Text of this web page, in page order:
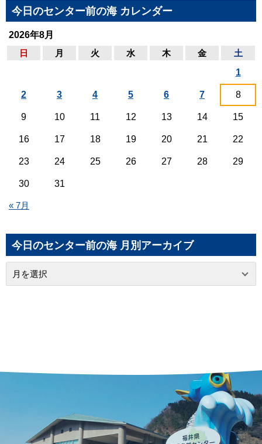
今日のセンター前の海 カレンダー
2026年8月
日
月 火 水 木 金 土
« 7月
1
2 3 4 5 6 7 8
9 10 11 12 13 14 15
16 17 18 19 20 21 22
23 24 25 26 27 28 29
30 31
今日のセンター前の海 月別アーカイブ